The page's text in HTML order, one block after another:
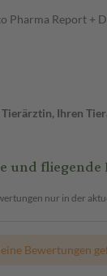
Pharma Report
Ihren
und
nur in der
Bewertungen